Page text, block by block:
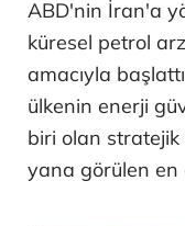
ABD'nin İran'a
küresel petrol
amacıyla
ülkenin enerji
biri olan
yana görülen en